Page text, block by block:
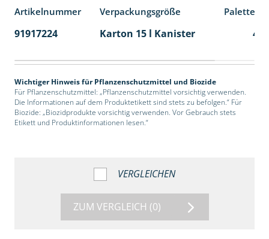
Artikelnummer Verpackungsgröße
91917224 Karton 15 l Kanister 48
Wichtiger Hinweis für Pflanzenschutzmittel und Biozide
Für Pflanzenschutzmittel: „Pflanzenschutzmittel vorsichtig verwenden.
Die Informationen auf dem Produktetikett sind stets zu befolgen.“ Für
Biozide: „Biozidprodukte vorsichtig verwenden. Vor Gebrauch stets
Etikett und Produktinformationen lesen.“
VERGLEICHEN
ZUM VERGLEICH (0)